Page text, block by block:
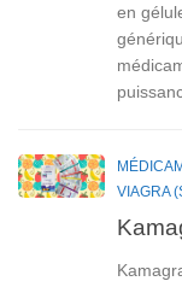
en
VIAGRA